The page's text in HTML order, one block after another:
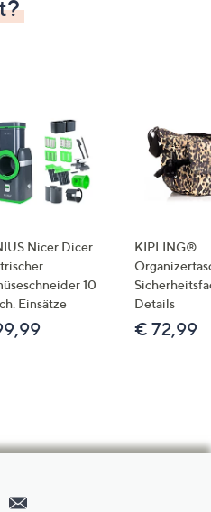
Nicer Dicer
10
Einsätze
KIPLING®
Details
€ 72,99